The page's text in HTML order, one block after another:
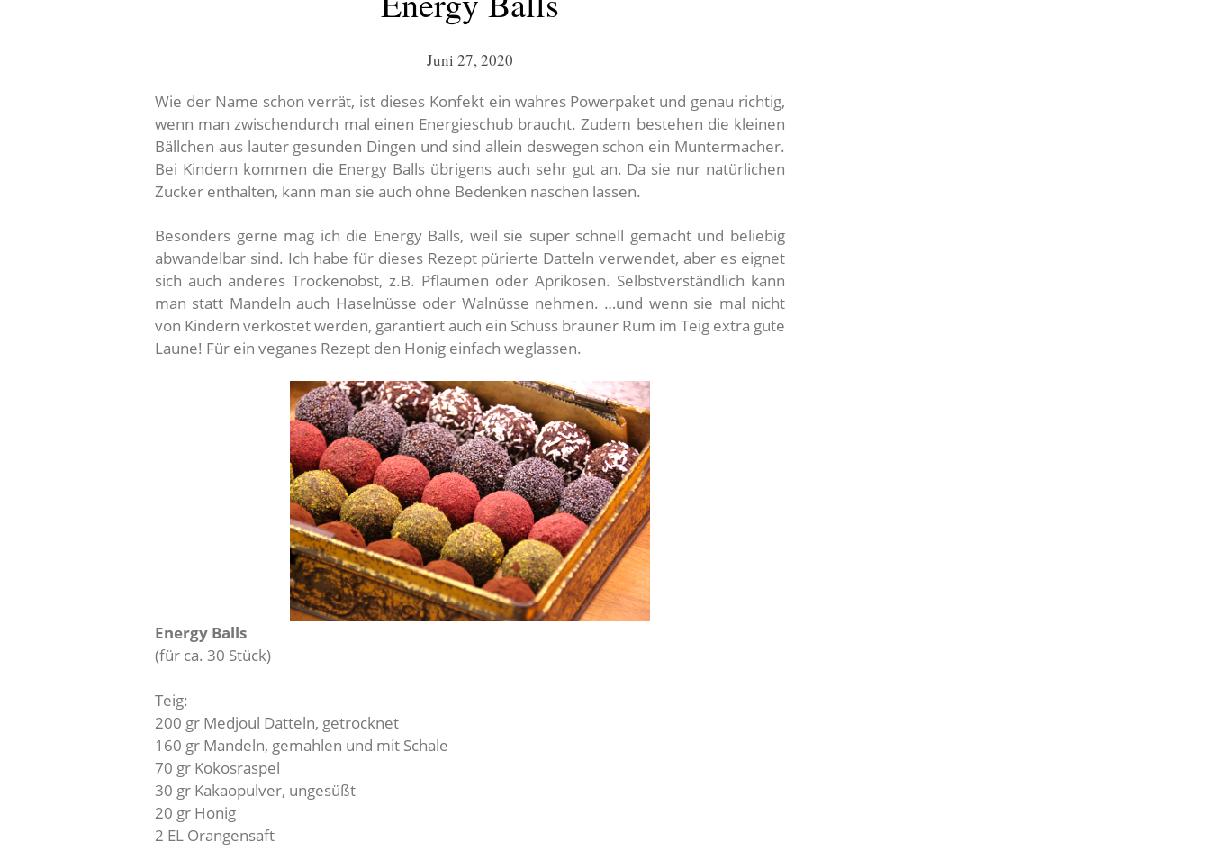
Juni 27, 2020
Wie der Name schon verrät, ist dieses Konfekt ein wahres Powerpaket und genau richtig,
wenn man zwischendurch mal einen Energieschub braucht. Zudem bestehen die kleinen
Bällchen aus lauter gesunden Dingen und sind allein deswegen schon ein Muntermacher.
Bei Kindern kommen die Energy Balls übrigens auch sehr gut an. Da sie nur natürlichen
Zucker enthalten, kann man sie auch ohne Bedenken naschen lassen.
Besonders gerne mag ich die Energy Balls, weil sie super schnell gemacht und beliebig
abwandelbar sind. Ich habe für dieses Rezept pürierte Datteln verwendet, aber es eignet
sich auch anderes Trockenobst, z.B. Pflaumen oder Aprikosen. Selbstverständlich kann
man statt Mandeln auch Haselnüsse oder Walnüsse nehmen. …und wenn sie mal nicht
von Kindern verkostet werden, garantiert auch ein Schuss brauner Rum im Teig extra gute
Laune! Für ein veganes Rezept den Honig einfach weglassen.
Energy Balls
(für ca. 30 Stück)
Teig:
200 gr Medjoul Datteln, getrocknet
160 gr Mandeln, gemahlen und mit Schale
70 gr Kokosraspel
30 gr Kakaopulver, ungesüßt
20 gr Honig
2 EL Orangensaft